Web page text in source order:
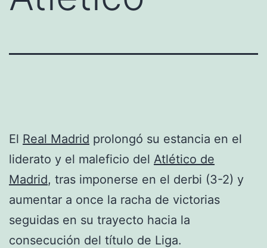
El Real Madrid prolongó su estancia en el
liderato y el maleficio del Atlético de
Madrid, tras imponerse en el derbi (3-2) y
aumentar a once la racha de victorias
seguidas en su trayecto hacia la
consecución del título de Liga.